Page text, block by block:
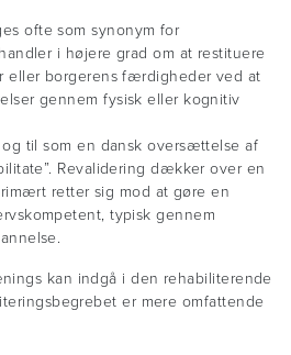
ofte som synonym for
i højere grad om at restituere
eller borgerens færdigheder ved at
gennem fysisk eller kognitiv
og til som en dansk oversættelse af
Revalidering dækker over en
retter sig mod at gøre en
typisk gennem
kan indgå i den rehabiliterende
er mere omfattende